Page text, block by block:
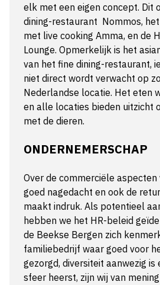
elk met een eigen concept. Dit
dining-restaurant Nommos,
met live cooking Amma, en de
Lounge. Opmerkelijk is het
van het fine dining-restaurant,
niet direct wordt verwacht op
Nederlandse locatie. Het eten
en alle locaties bieden uitzicht
met de dieren.
ONDERNEMERSCHAP
Over de commerciële
goed nagedacht en ook de
maakt indruk. Als potentieel
hebben we het HR-beleid
de Beekse Bergen zich
familiebedrijf waar goed voor
gezorgd, diversiteit aanwezig is
sfeer heerst, zijn wij van